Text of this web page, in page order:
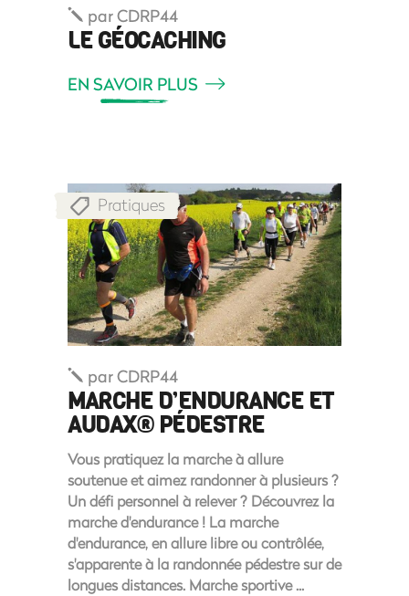
parCDRP44
LE GÉOCACHING
EN SAVOIR PLUS
Pratiques
parCDRP44
MARCHE D’ENDURANCE ET
AUDAX® PÉDESTRE
Vous pratiquez la marche à allure
soutenue et aimez randonner à plusieurs ?
Un défi personnel à relever ? Découvrez la
marche d'endurance ! La marche
d'endurance, en allure libre ou contrôlée,
s'apparente à la randonnée pédestre sur de
longues distances. Marche sportive